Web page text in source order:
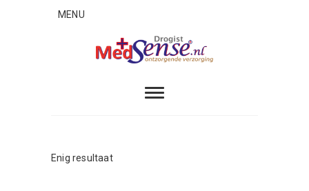
MENU
Enig resultaat